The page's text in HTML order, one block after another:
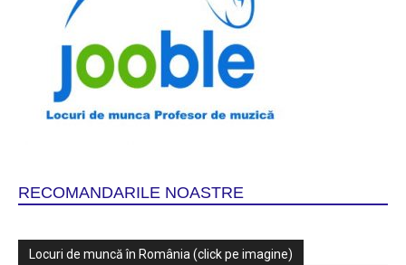
RECOMANDARILE NOASTRE
Locuri de muncă în România (click pe imagine)